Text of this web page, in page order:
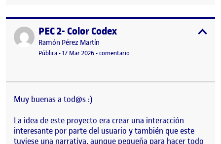
Publicado porPEC 2- Color Codex
Publicado por
Ramón Pérez Martín
Visibilidad:
Pública-Fecha de publicación
17 Mar 202617 marzo, 2026 11:25 pm
-comentario
Muy buenas a tod@s :)
La idea de este proyecto era crear una interacción
interesante por parte del usuario y también que este
tuviese una narrativa, aunque pequeña para hacer todo